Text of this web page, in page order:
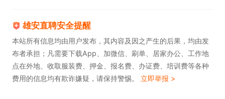
雄安直聘安全提醒
本站所有信息均由用户发布，其内容及因之产生的后果，均由发
布者承担；凡需要下载App、加微信、刷单、居家办公、工作地
点在外地、收取服装费、押金、报名费、办证费、培训费等各种
费用的信息均有欺诈嫌疑，请保持警惕。 立即举报 >